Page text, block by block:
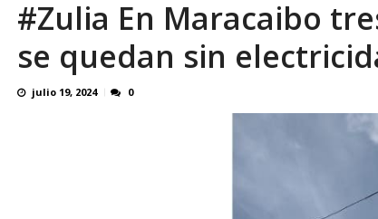
En 8 meses «876 horas de
#Zulia En Maracaibo
se quedan sin
julio 19, 2024 0